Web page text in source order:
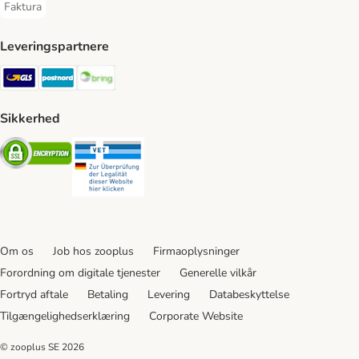
Faktura
Faktura Payment Method
Leveringspartnere
GLS Shipping Method
Postnord Shipping Method
Sikkerhed
Security
Om os Job hos zooplus
Firmaoplysninger
Forordning om digitale tjenester
Generelle vilkår
Fortryd aftale
Betaling Levering
Databeskyttelse
Tilgængelighedserklæring
Corporate Website
© zooplus SE 2026